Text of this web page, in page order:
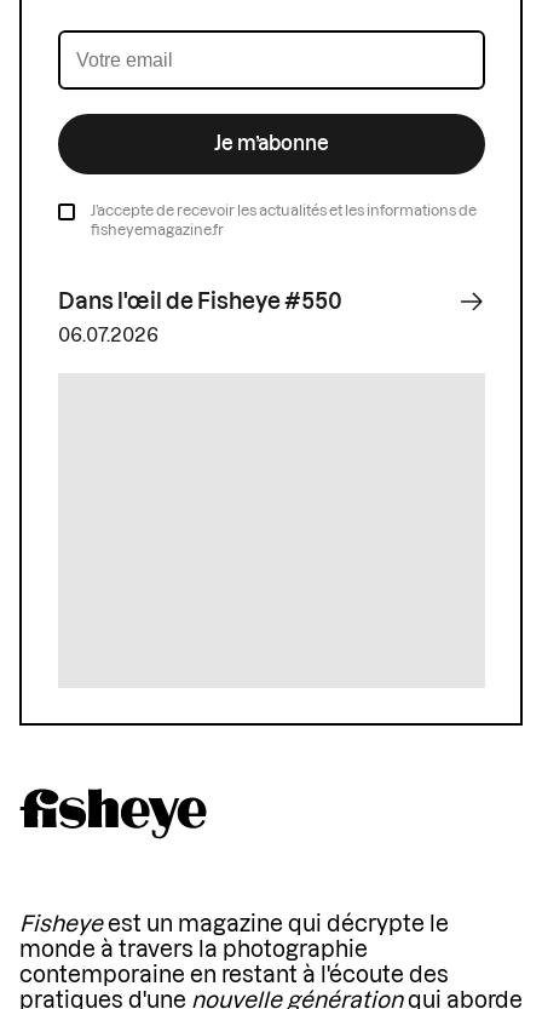
Je m’abonne
J’accepte de recevoir les actualités et les informations de
fisheyemagazine.fr
Dans l'œil de Fisheye #550
06.07.2026
Fisheyeest un magazine qui décrypte le
monde à travers la photographie
contemporaine en restant à l'écoute des
pratiques d'une nouvelle générationqui aborde